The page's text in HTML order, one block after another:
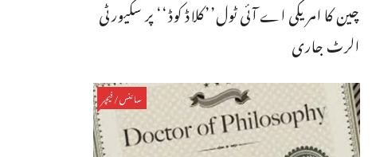
چین کا امریکی اے آئی ٹول’’کلاڈ کوڈ‘‘ پر سکیورٹی
الرٹ جاری
سائنس/فیچر